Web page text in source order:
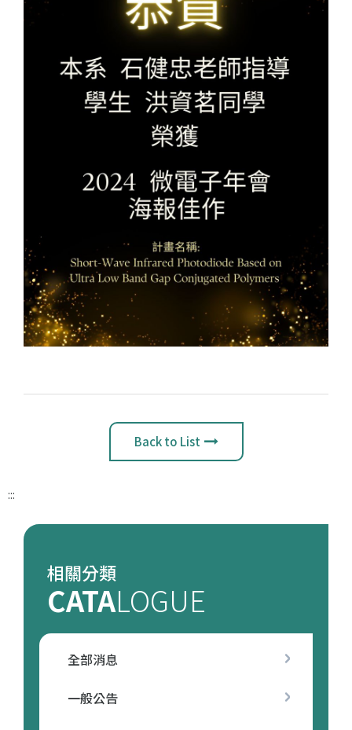
Back to List
:::
相關分類
CATALOGUE
全部消息
一般公告